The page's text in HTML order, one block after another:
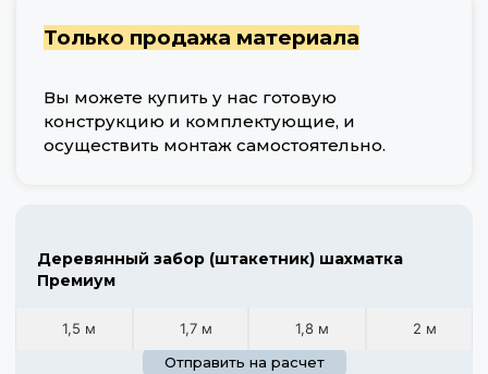
Только продажа материала
Вы можете купить у нас готовую
конструкцию и комплектующие, и
осуществить монтаж самостоятельно.
Деревянный забор (штакетник) шахматка
Премиум
1,5 м 1,7 м 1,8 м
2 м
Отправить на расчет